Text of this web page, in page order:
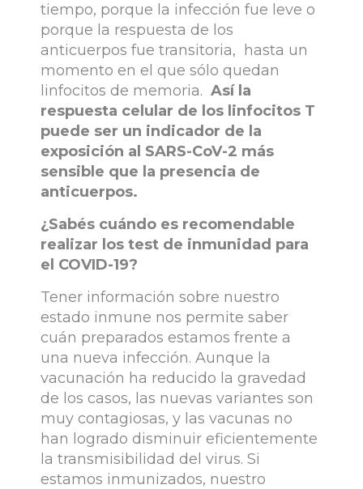
tiempo, porque la infección fue leve o
porque la respuesta de los
anticuerpos fue transitoria, hasta un
momento en el que sólo quedan
linfocitos de memoria. Así la
respuesta celular de los linfocitos T
puede ser un indicador de la
exposición al SARS-CoV-2 más
sensible que la presencia de
anticuerpos.
¿Sabés cuándo es recomendable
realizar los test de inmunidad para
el COVID-19?
Tener información sobre nuestro
estado inmune nos permite saber
cuán preparados estamos frente a
una nueva infección. Aunque la
vacunación ha reducido la gravedad
de los casos, las nuevas variantes son
muy contagiosas, y las vacunas no
han logrado disminuir eficientemente
la transmisibilidad del virus. Si
estamos inmunizados, nuestro